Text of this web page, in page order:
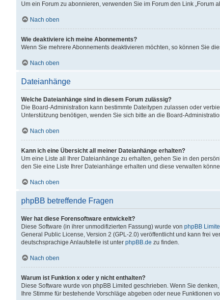
Um ein Forum zu abonnieren, verwenden Sie im Forum den Link „Forum
Nach oben
Wie deaktiviere ich meine Abonnements?
Wenn Sie mehrere Abonnements deaktivieren möchten, so können Sie
Nach oben
Dateianhänge
Welche Dateianhänge sind in diesem Forum zulässig?
Die Board-Administration kann bestimmte Dateitypen zulassen oder
Unterstützung benötigen, wenden Sie sich bitte an die Board-
Nach oben
Kann ich eine Übersicht all meiner Dateianhänge erhalten?
Um eine Liste all Ihrer Dateianhänge zu erhalten, gehen Sie in den
den Sie eine Liste Ihrer Dateianhänge erhalten und diese verwalten
Nach oben
phpBB betreffende Fragen
Wer hat diese Forensoftware entwickelt?
Diese Software (in ihrer unmodifizierten Fassung) wurde von phpBB
General Public License, Version 2 (GPL-2.0) veröffentlicht und kann frei
deutschsprachige Anlaufstelle ist unter phpBB.de zu finden.
Nach oben
Warum ist Funktion x oder y nicht enthalten?
Diese Software wurde von phpBB Limited geschrieben. Wenn Sie
Ihre Stimme für bestehende Vorschläge abgeben oder neue Funktionen